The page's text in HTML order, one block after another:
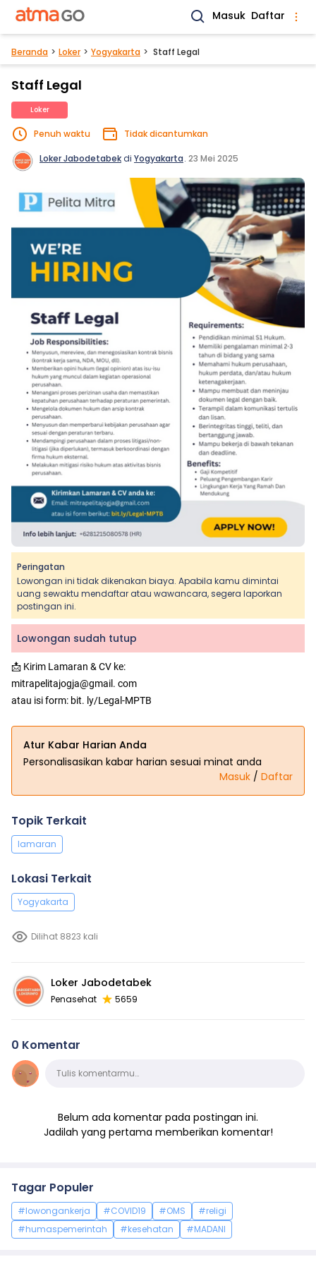
Masuk Daftar
Beranda Loker Yogyakarta Staff Legal
Staff Legal
Loker
Penuh waktu Tidak dicantumkan
Loker Jabodetabekdi Yogyakarta. 23 Mei 2025
Peringatan
Lowongan ini tidak dikenakan biaya. Apabila kamu dimintai
uang sewaktu mendaftar atau wawancara, segera laporkan
postingan ini.
Lowongan sudah tutup
📩 Kirim Lamaran & CV ke:
mitrapelitajogja@gmail. com
atau isi form: bit. ly/Legal-MPTB
Atur Kabar Harian Anda
Personalisasikan kabar harian sesuai minat anda
Masuk / Daftar
Topik Terkait
lamaran
Lokasi Terkait
Yogyakarta
Dilihat 8823 kali
Loker Jabodetabek
Penasehat 5659
0 Komentar
KomentarTulis komentarmu…
Belum ada komentar pada postingan ini.
Jadilah yang pertama memberikan komentar!
Tagar Populer
#lowongankerja #COVID19 #OMS
#religi
#humaspemerintah
#kesehatan #MADANI